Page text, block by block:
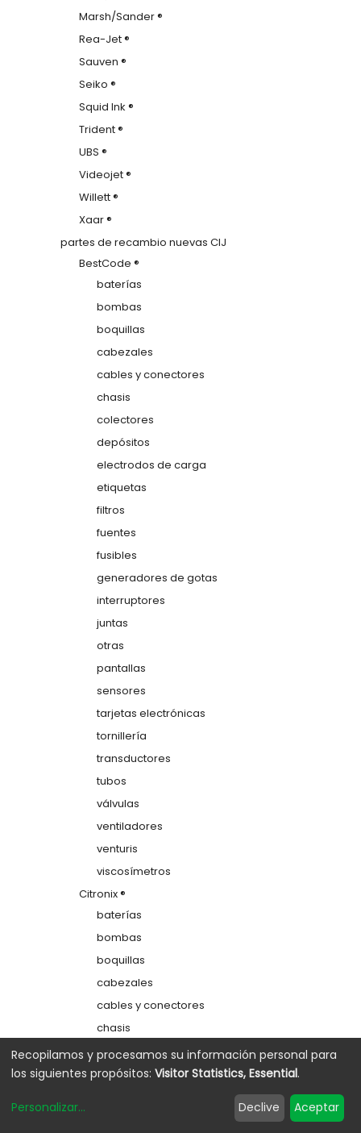
Marsh/Sander ®
Rea-Jet ®
Sauven ®
Seiko ®
Squid Ink ®
Trident ®
UBS ®
Videojet ®
Willett ®
Xaar ®
partes de recambio nuevas CIJ
BestCode ®
baterías
bombas
boquillas
cabezales
cables y conectores
chasis
colectores
depósitos
electrodos de carga
etiquetas
filtros
fuentes
fusibles
generadores de gotas
interruptores
juntas
otras
pantallas
sensores
tarjetas electrónicas
tornillería
transductores
tubos
válvulas
ventiladores
venturis
viscosímetros
Citronix ®
baterías
bombas
boquillas
cabezales
cables y conectores
chasis
colectores
depósitos
Recopilamos y procesamos su información personal para
los siguientes propósitos: Visitor Statistics, Essential.
Personalizar... Declive Aceptar